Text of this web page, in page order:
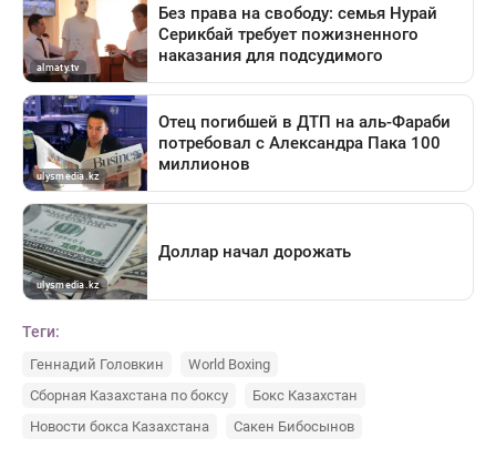
Теги:
Геннадий Головкин
World Boxing
Сборная Казахстана по боксу
Бокс Казахстан
Новости бокса Казахстана
Сакен Бибосынов